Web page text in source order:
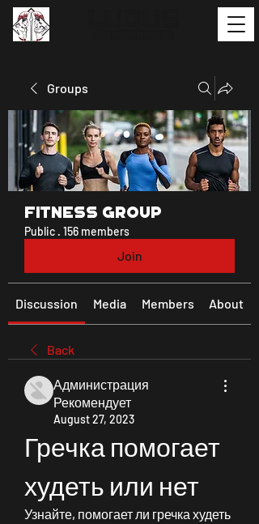
Groups
Fitness Group
Public · 156 members
Join
Discussion Media Members About
Back
Администрация
Рекомендует
August 27, 2023
Гречка помогает
худеть или нет
Узнайте, помогает ли гречка худеть